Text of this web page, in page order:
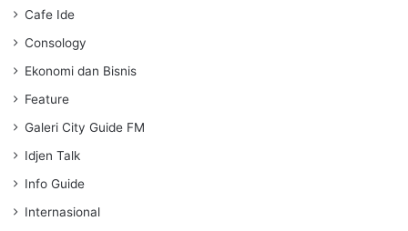
Cafe Ide
Consology
Ekonomi dan Bisnis
Feature
Galeri City Guide FM
Idjen Talk
Info Guide
Internasional